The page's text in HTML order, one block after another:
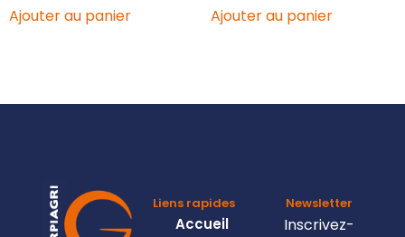
Ajouter au panier Ajouter au panier
Liens rapides
Accueil
Newsletter
Inscrivez-